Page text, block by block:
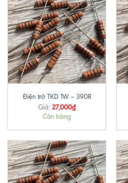
Điện trở TKD 1W – 390R
Giá: 27,000₫
Còn hàng